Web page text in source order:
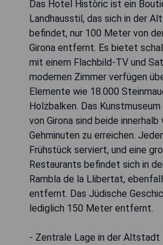
Das Hotel Històric ist ein
Landhausstil, das sich in der
befindet, nur 100 Meter von
Girona entfernt. Es bietet
mit einem Flachbild-TV und
modernen Zimmer verfügen
Elemente wie 18.000
Holzbalken. Das
von Girona sind beide
Gehminuten zu erreichen.
Frühstück serviert, und eine
Restaurants befindet sich in
Rambla de la Llibertat,
entfernt. Das Jüdische
lediglich 150 Meter entfernt.
- Zentrale Lage in der Altstadt